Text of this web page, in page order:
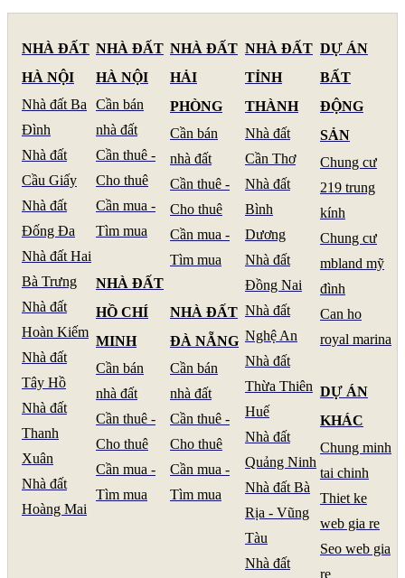
NHÀ ĐẤT
HÀ NỘI
Nhà đất Ba
Đình
Nhà đất
Cầu Giấy
Nhà đất
Đống Đa
Nhà đất Hai
Bà Trưng
Nhà đất
Hoàn Kiếm
Nhà đất
Tây Hồ
Nhà đất
Thanh
Xuân
Nhà đất
Hoàng Mai
NHÀ ĐẤT
HÀ NỘI
Cần bán
nhà đất
Cần thuê -
Cho thuê
Cần mua -
Tìm mua
NHÀ ĐẤT
HỒ CHÍ
MINH
Cần bán
nhà đất
Cần thuê -
Cho thuê
Cần mua -
Tìm mua
NHÀ ĐẤT
HẢI
PHÒNG
Cần bán
nhà đất
Cần thuê -
Cho thuê
Cần mua -
Tìm mua
NHÀ ĐẤT
ĐÀ NẴNG
Cần bán
nhà đất
Cần thuê -
Cho thuê
Cần mua -
Tìm mua
NHÀ ĐẤT
TỈNH
THÀNH
Nhà đất
Cần Thơ
Nhà đất
Bình
Dương
Nhà đất
Đồng Nai
Nhà đất
Nghệ An
Nhà đất
Thừa Thiên
Huế
Nhà đất
Quảng Ninh
Nhà đất Bà
Rịa - Vũng
Tàu
Nhà đất
DỰ ÁN
BẤT
ĐỘNG
SẢN
Chung cư
219 trung
kính
Chung cư
mbland mỹ
đình
Can ho
royal marina
DỰ ÁN
KHÁC
Chung minh
tai chinh
Thiet ke
web gia re
Seo web gia
re